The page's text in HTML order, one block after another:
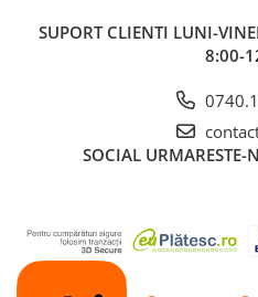
SUPORT CLIENTI LUNI-
8:00-
SOCIAL URMARESTE-